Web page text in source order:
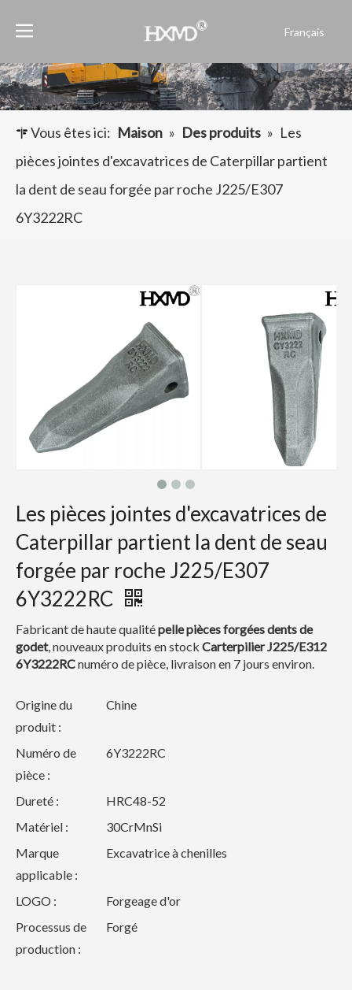
Français
العربية
Pусский
Vous êtes ici: Maison » Des produits » Les
pièces jointes d'excavatrices de Caterpillar partient
la dent de seau forgée par roche J225/E307
6Y3222RC
Les pièces jointes d'excavatrices de
Caterpillar partient la dent de seau
forgée par roche J225/E307
6Y3222RC
Fabricant de haute qualitépellepièces forgées dents de
godet, nouveaux produits en stock Carterpilier J225/E312
6Y3222RCnuméro de pièce, livraison en 7 jours environ.
Origine du
produit :
Chine
Numéro de
pièce :
6Y3222RC
Dureté :
HRC48-52
Matériel :
30CrMnSi
Marque
applicable :
Excavatrice à chenilles
LOGO :
Forgeage d'or
Processus de
production :
Forgé